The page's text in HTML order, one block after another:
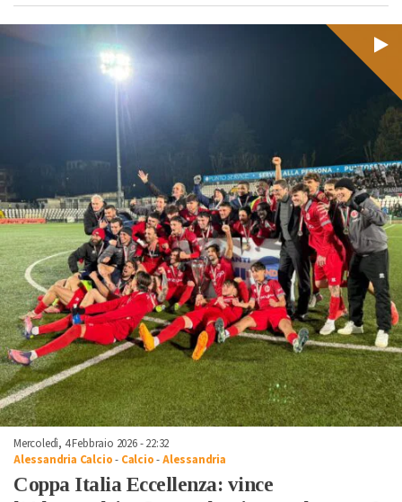
Mercoledì, 4 Febbraio 2026 - 22:32
Alessandria Calcio- Calcio-Alessandria
Coppa Italia Eccellenza: vince